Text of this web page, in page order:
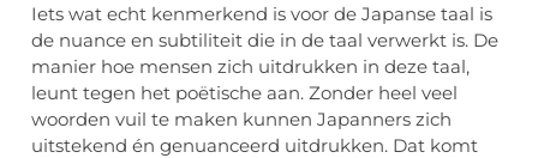
Iets wat echt kenmerkend is voor de Japanse taal is
de nuance en subtiliteit die in de taal verwerkt is. De
manier hoe mensen zich uitdrukken in deze taal,
leunt tegen het poëtische aan. Zonder heel veel
woorden vuil te maken kunnen Japanners zich
uitstekend én genuanceerd uitdrukken. Dat komt